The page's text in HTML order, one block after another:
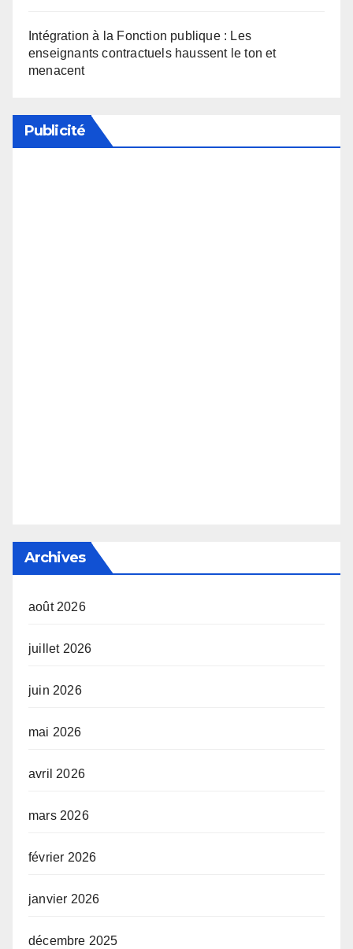
Intégration à la Fonction publique : Les
enseignants contractuels haussent le ton et
menacent
Publicité
Archives
août 2026
juillet 2026
juin 2026
mai 2026
avril 2026
mars 2026
février 2026
janvier 2026
décembre 2025